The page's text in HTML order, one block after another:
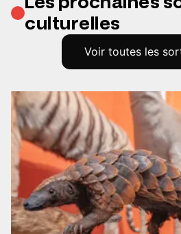
culturelles
Voir toutes les